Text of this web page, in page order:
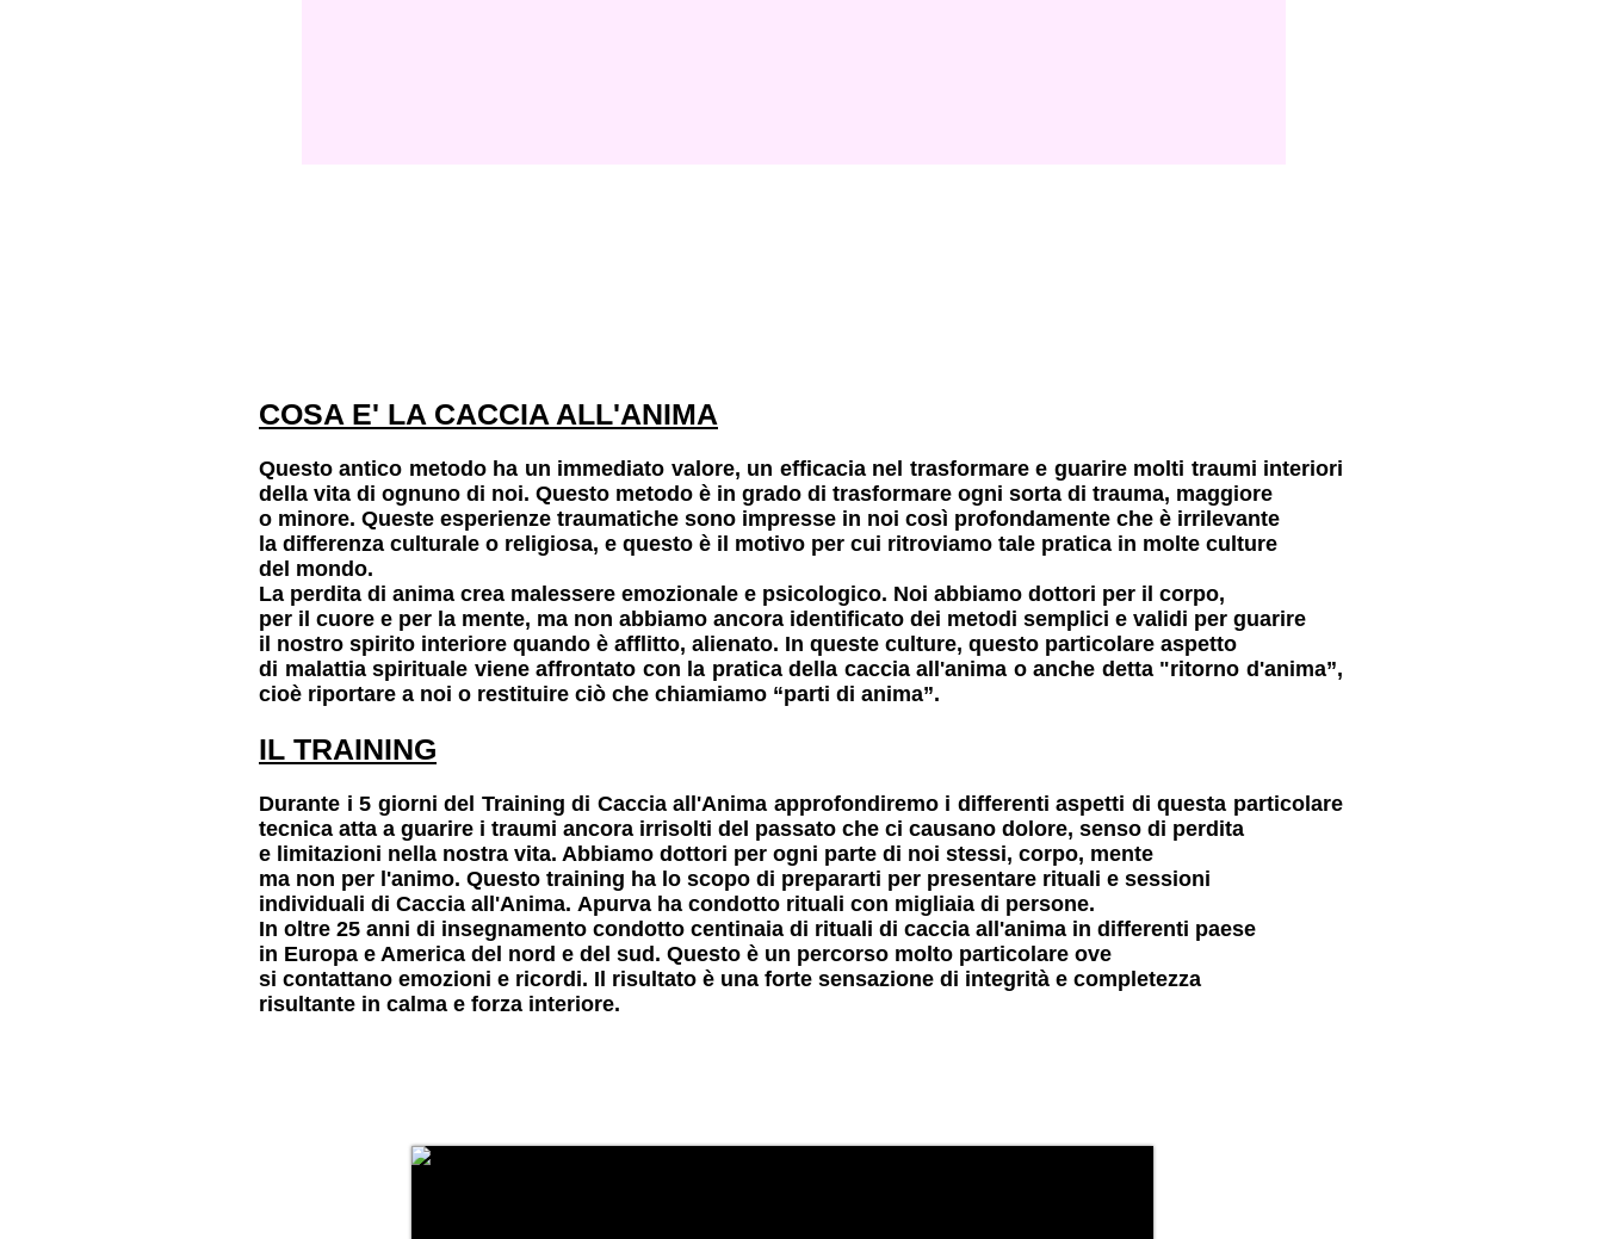
COSA E' LA CACCIA ALL'ANIMA
Questo antico metodo ha un immediato valore, un efficacia nel trasformaree guarire molti traumi interiori
della vita di ognuno di noi. Questo metodo è in grado di trasformare ogni sorta di trauma, maggiore
o minore. Queste esperienze traumatiche sono impresse in noi così profondamente che è irrilevante
la differenza culturale o religiosa, e questo è il motivo per cui ritroviamo tale pratica in molte culture
del mondo.
La perdita di anima crea malessere emozionale e psicologico. Noi abbiamo dottori per il corpo,
per il cuore e per la mente, ma non abbiamo ancora identificato dei metodi semplici e validi per guarire
il nostro spirito interiore quando è afflitto, alienato. In queste culture, questo particolare aspetto
di malattia spirituale viene affrontato con la pratica della caccia all'anima o anche detta "ritorno d'anima”,
cioè riportare a noi o restituire ciò che chiamiamo “parti di anima”.
IL TRAINING
Durante i 5 giorni del Training di Caccia all'Anima approfondiremo i differenti aspetti di questa particolare
tecnica atta a guarire i traumi ancora irrisolti del passato che ci causano dolore, senso di perdita
e limitazioni nella nostra vita. Abbiamo dottori per ogni parte di noi stessi, corpo, mente
ma non per l'animo. Questo training ha lo scopo di prepararti per presentare rituali e sessioni
individuali di Caccia all'Anima. Apurva ha condotto rituali con migliaia di persone.
In oltre 25 anni di insegnamento condotto centinaia di rituali di caccia all'anima in differenti paese
in Europa e America del nord e del sud. Questo è un percorso molto particolare ove
si contattano emozioni e ricordi. Il risultato è una forte sensazione di integrità e completezza
risultante in calma e forza interiore.